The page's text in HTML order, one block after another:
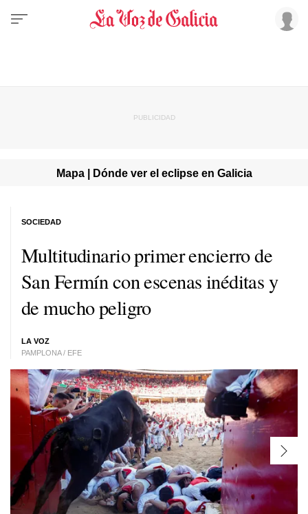
Mapa | Dónde ver el eclipse en Galicia
Multitudinario primer encierro de
San Fermín con escenas inéditas y
de mucho peligro
LA VOZ
PAMPLONA / EFE
SOCIEDAD